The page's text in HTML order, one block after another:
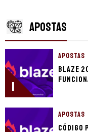
APOSTAS
1
APOSTAS
Blaze
APOSTAS
Código